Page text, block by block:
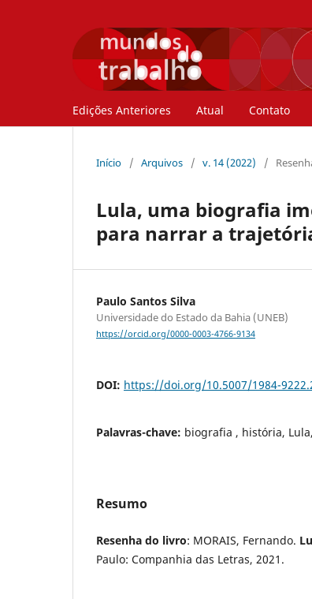
Edições Anteriores Atual Contato
Início / Arquivos / v. 14 (2022) /
Lula, uma biografia
para narrar a
Paulo Santos Silva
Universidade do Estado da Bahia (UNEB)
https://orcid.org/0000-0003-4766-9134
DOI: https://doi.org/10.5007/1984-
Palavras-chave: biografia , história,
Resumo
Resenha do livro: MORAIS, Fernando.
Paulo: Companhia das Letras, 2021.